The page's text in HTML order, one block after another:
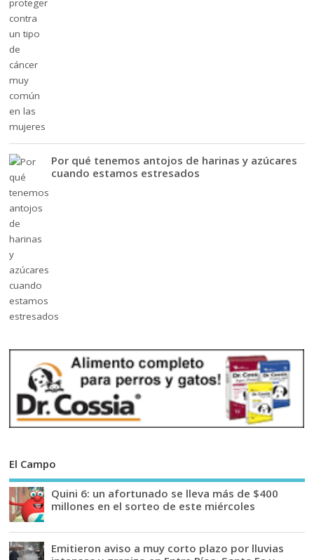
Por qué tenemos antojos de harinas y azúcares
cuando estamos estresados
El Campo
Quini 6: un afortunado se lleva más de $400
millones en el sorteo de este miércoles
Emitieron aviso a muy corto plazo por lluvias